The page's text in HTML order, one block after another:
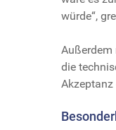
würde“,
Außerdem
die
Akzeptanz